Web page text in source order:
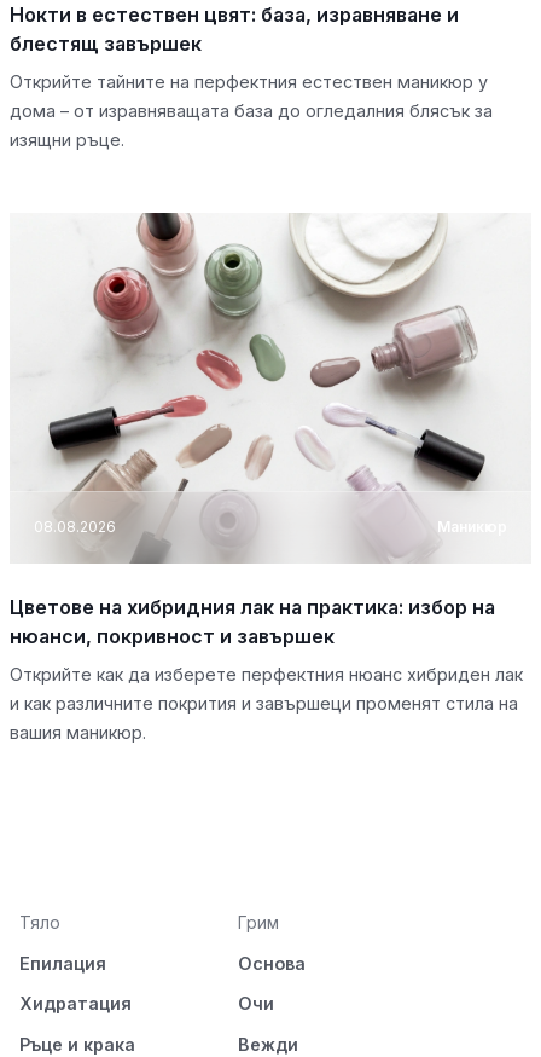
Нокти в естествен цвят: база, изравняване и
блестящ завършек
Открийте тайните на перфектния естествен маникюр у
дома – от изравняващата база до огледалния блясък за
изящни ръце.
08.08.2026 Маникюр
Цветове на хибридния лак на практика: избор на
нюанси, покривност и завършек
Открийте как да изберете перфектния нюанс хибриден лак
и как различните покрития и завършеци променят стила на
вашия маникюр.
Тяло
Епилация
Хидратация
Ръце и крака
Грим
Основа
Очи
Вежди